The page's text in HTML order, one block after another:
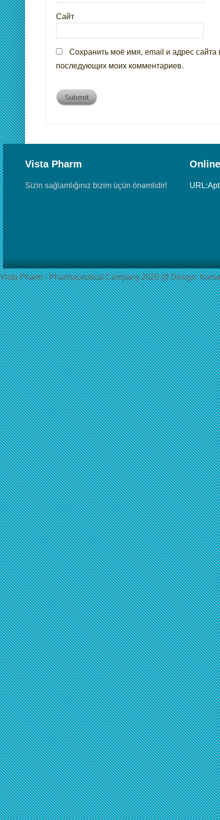
Сайт
Сохранить моё имя, email и адрес сайта
последующих моих комментариев.
Vista Pharm
Sizin sağlamlığınız bizim üçün önəmlidir!
Vista Pharm - Pharmaceutical Сompany 2020 @ Design: